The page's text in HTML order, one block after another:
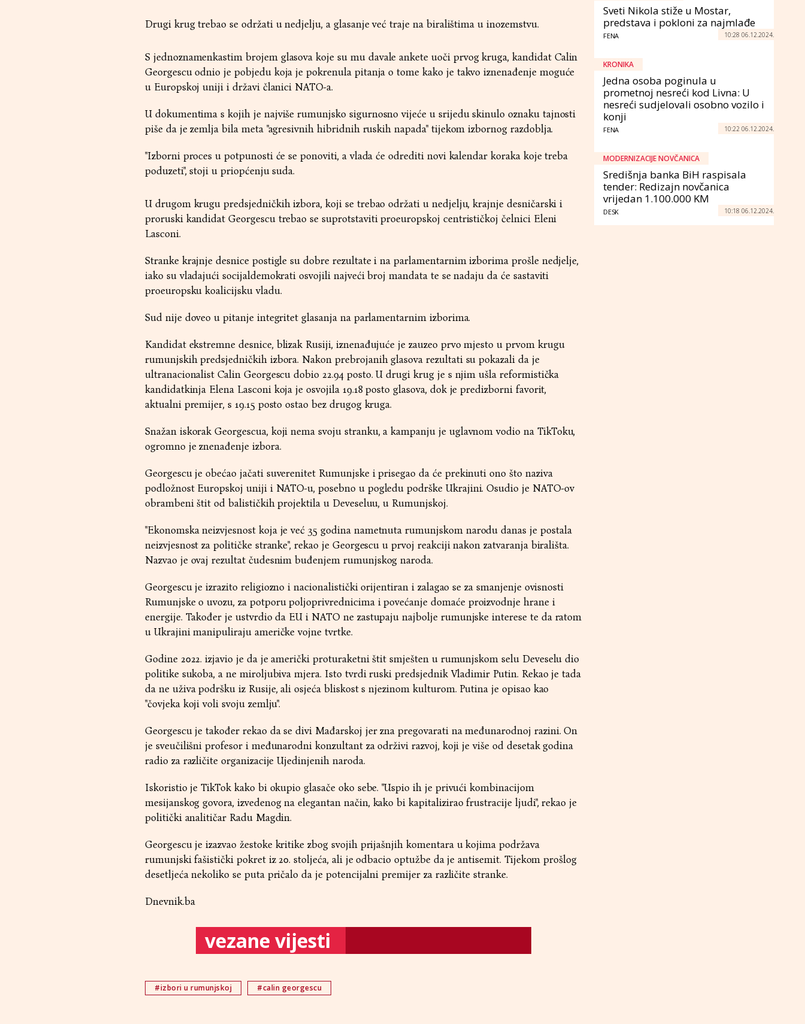
Drugi krug trebao se održati u nedjelju, a glasanje već traje na biralištima u inozemstvu.
S jednoznamenkastim brojem glasova koje su mu davale ankete uoči prvog kruga, kandidat Calin
Georgescu odnio je pobjedu koja je pokrenula pitanja o tome kako je takvo iznenađenje moguće
u Europskoj uniji i državi članici NATO-a.
U dokumentima s kojih je najviše rumunjsko sigurnosno vijeće u srijedu skinulo oznaku tajnosti
piše da je zemlja bila meta "agresivnih hibridnih ruskih napada" tijekom izbornog razdoblja.
"Izborni proces u potpunosti će se ponoviti, a vlada će odrediti novi kalendar koraka koje treba
poduzeti", stoji u priopćenju suda.
U drugom krugu predsjedničkih izbora, koji se trebao održati u nedjelju, krajnje desničarski i
proruski kandidat Georgescu trebao se suprotstaviti proeuropskoj centrističkoj čelnici Eleni
Lasconi.
Stranke krajnje desnice postigle su dobre rezultate i na parlamentarnim izborima prošle nedjelje,
iako su vladajući socijaldemokrati osvojili najveći broj mandata te se nadaju da će sastaviti
proeuropsku koalicijsku vladu.
Sud nije doveo u pitanje integritet glasanja na parlamentarnim izborima.
Kandidat ekstremne desnice, blizak Rusiji, iznenađujuće je zauzeo prvo mjesto u prvom krugu
rumunjskih predsjedničkih izbora. Nakon prebrojanih glasova rezultati su pokazali da je
ultranacionalist Calin Georgescu dobio 22.94 posto. U drugi krug je s njim ušla reformistička
kandidatkinja Elena Lasconi koja je osvojila 19.18 posto glasova, dok je predizborni favorit,
aktualni premijer, s 19.15 posto ostao bez drugog kruga.
Snažan iskorak Georgescua, koji nema svoju stranku, a kampanju je uglavnom vodio na TikToku,
ogromno je znenađenje izbora.
Georgescu je obećao jačati suverenitet Rumunjske i prisegao da će prekinuti ono što naziva
podložnost Europskoj uniji i NATO-u, posebno u pogledu podrške Ukrajini. Osudio je NATO-ov
obrambeni štit od balističkih projektila u Deveseluu, u Rumunjskoj.
"Ekonomska neizvjesnost koja je već 35 godina nametnuta rumunjskom narodu danas je postala
neizvjesnost za političke stranke", rekao je Georgescu u prvoj reakciji nakon zatvaranja birališta.
Nazvao je ovaj rezultat čudesnim buđenjem rumunjskog naroda.
Georgescu je izrazito religiozno i nacionalistički orijentiran i zalagao se za smanjenje ovisnosti
Rumunjske o uvozu, za potporu poljoprivrednicima i povećanje domaće proizvodnje hrane i
energije. Također je ustvrdio da EU i NATO ne zastupaju najbolje rumunjske interese te da ratom
u Ukrajini manipuliraju američke vojne tvrtke.
Godine 2022. izjavio je da je američki proturaketni štit smješten u rumunjskom selu Deveselu dio
politike sukoba, a ne miroljubiva mjera. Isto tvrdi ruski predsjednik Vladimir Putin. Rekao je tada
da ne uživa podršku iz Rusije, ali osjeća bliskost s njezinom kulturom. Putina je opisao kao
"čovjeka koji voli svoju zemlju".
Georgescu je također rekao da se divi Mađarskoj jer zna pregovarati na međunarodnoj razini. On
je sveučilišni profesor i međunarodni konzultant za održivi razvoj, koji je više od desetak godina
radio za različite organizacije Ujedinjenih naroda.
Iskoristio je TikTok kako bi okupio glasače oko sebe. "Uspio ih je privući kombinacijom
mesijanskog govora, izvedenog na elegantan način, kako bi kapitalizirao frustracije ljudi", rekao je
politički analitičar Radu Magdin.
Georgescu je izazvao žestoke kritike zbog svojih prijašnjih komentara u kojima podržava
rumunjski fašistički pokret iz 20. stoljeća, ali je odbacio optužbe da je antisemit. Tijekom prošlog
desetljeća nekoliko se puta pričalo da je potencijalni premijer za različite stranke.
Dnevnik.ba
vezane vijesti
#izbori u rumunjskoj #calin georgescu
Sveti Nikola stiže u Mostar,
predstava i pokloni za najmlađe
FENA 10:28 06.12.2024.
KRONIKA
Jedna osoba poginula u
prometnoj nesreći kod Livna: U
nesreći sudjelovali osobno vozilo i
konji
FENA 10:22 06.12.2024.
MODERNIZACIJE NOVČANICA
Središnja banka BiH raspisala
tender: Redizajn novčanica
vrijedan 1.100.000 KM
DESK 10:18 06.12.2024.